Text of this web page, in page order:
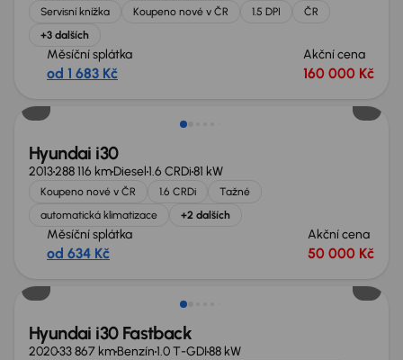
Servisní knížka Koupeno nové v ČR 1.5 DPI
ČR
+3 dalších
Měsíční splátka
od 1 683 Kč
Akční cena
160 000 Kč
Hyundai i30
2013288 116 kmDiesel1.6 CRDi81 kW
Koupeno nové v ČR 1.6 CRDi
Tažné
automatická klimatizace
+2 dalších
Měsíční splátka
od 634 Kč
Akční cena
50 000 Kč
Zlevněno o 35 000 Kč
Hyundai i30 Fastback
202033 867 kmBenzín1.0 T-GDI88 kW